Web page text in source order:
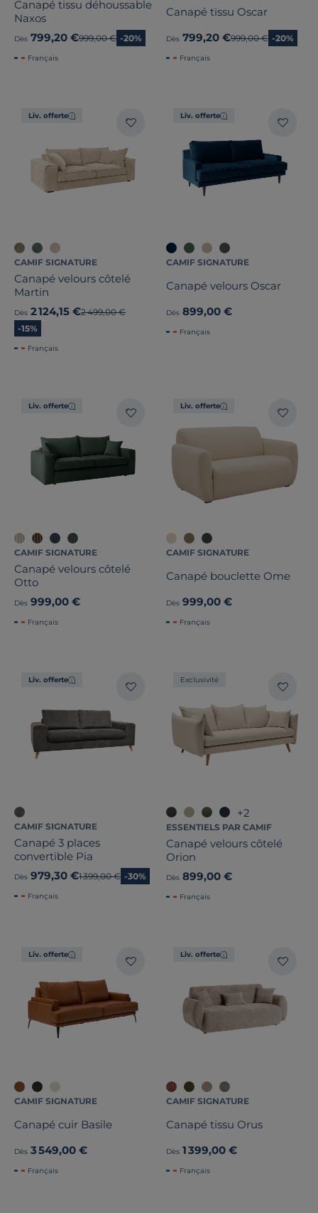
Canapé tissu déhoussable
Naxos
Dès 799,20 €Ancien prix
999,00 € -20%
Français
Canapé tissu Oscar
Dès 799,20 €Ancien prix
999,00 € -20%
Français
Liv. offerte
CAMIF SIGNATURE
Canapé velours côtelé
Martin
Dès 2 124,15 €Ancien prix
2 499,00 €
-15%
Français
Liv. offerte
CAMIF SIGNATURE
Canapé velours Oscar
Dès 899,00 €
Français
Liv. offerte
CAMIF SIGNATURE
Canapé velours côtelé
Otto
Dès 999,00 €
Français
Liv. offerte
CAMIF SIGNATURE
Canapé bouclette Ome
Dès 999,00 €
Français
Liv. offerte
CAMIF SIGNATURE
Canapé 3 places
convertible Pia
Dès 979,30 €Ancien prix
1 399,00 € -30%
Français
Exclusivité
+2
ESSENTIELS PAR CAMIF
Canapé velours côtelé
Orion
Dès 899,00 €
Français
Liv. offerte
CAMIF SIGNATURE
Canapé cuir Basile
Dès 3 549,00 €
Français
Liv. offerte
CAMIF SIGNATURE
Canapé tissu Orus
Dès 1 399,00 €
Français